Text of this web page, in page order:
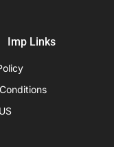
Imp Links